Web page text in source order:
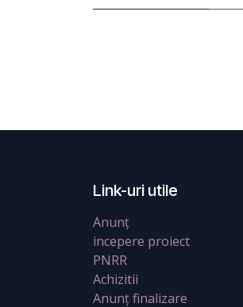
Link-uri utile
Anunț
incepere proiect
PNRR
Achizitii
Anunț finalizare